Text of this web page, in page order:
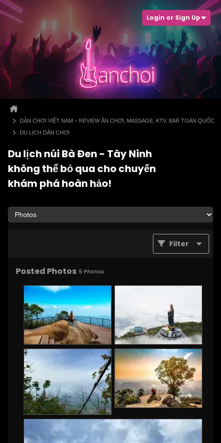
Login or Sign Up
DÂN CHƠI VIỆT NAM – REVIEW ĂN CHƠI, MASSAGE, KTV, BAR TOÀN QUỐC
DU LỊCH DÂN CHƠI
Du lịch núi Bà Đen - Tây Ninh
không thể bỏ qua cho chuyến
khám phá hoàn hảo!
Filter
Posted Photos 5 Photos